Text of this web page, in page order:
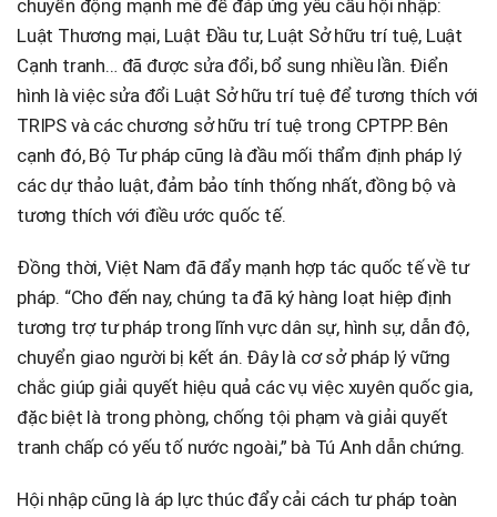
chuyển động mạnh mẽ để đáp ứng yêu cầu hội nhập:
Luật Thương mại, Luật Đầu tư, Luật Sở hữu trí tuệ, Luật
Cạnh tranh… đã được sửa đổi, bổ sung nhiều lần. Điển
hình là việc sửa đổi Luật Sở hữu trí tuệ để tương thích với
TRIPS và các chương sở hữu trí tuệ trong CPTPP. Bên
cạnh đó, Bộ Tư pháp cũng là đầu mối thẩm định pháp lý
các dự thảo luật, đảm bảo tính thống nhất, đồng bộ và
tương thích với điều ước quốc tế.
Đồng thời, Việt Nam đã đẩy mạnh hợp tác quốc tế về tư
pháp. “Cho đến nay, chúng ta đã ký hàng loạt hiệp định
tương trợ tư pháp trong lĩnh vực dân sự, hình sự, dẫn độ,
chuyển giao người bị kết án. Đây là cơ sở pháp lý vững
chắc giúp giải quyết hiệu quả các vụ việc xuyên quốc gia,
đặc biệt là trong phòng, chống tội phạm và giải quyết
tranh chấp có yếu tố nước ngoài,” bà Tú Anh dẫn chứng.
Hội nhập cũng là áp lực thúc đẩy cải cách tư pháp toàn